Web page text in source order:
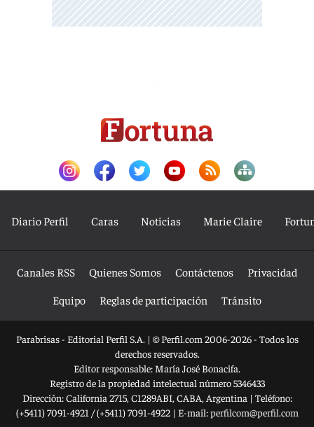
Diario Perfil Caras Noticias Marie Claire
Canales RSS Quienes Somos Contáctenos
Privacidad
Equipo
Reglas de participación Tránsito
Parabrisas - Editorial Perfil S.A. | © Perfil.com 2006-2026 - Todos los
derechos reservados.
Editor responsable: María José Bonacifa.
Registro de la propiedad intelectual número 5346433
Dirección:California 2715, C1289ABI, CABA, Argentina | Teléfono:
(+5411) 7091-4921 /(+5411) 7091-4922| E-mail:perfilcom@perfil.com